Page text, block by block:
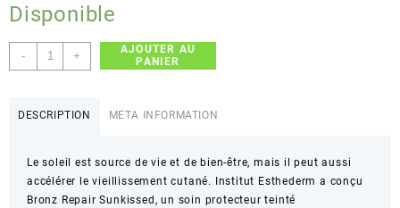
Disponible
-
quantité
de
Repair
Sunkissed
–
+
AJOUTER AU
PANIER
DESCRIPTION META INFORMATION
Le soleil est source de vie et de bien-être, mais il peut aussi
accélérer le vieillissement cutané. Institut Esthederm a conçu
Bronz Repair Sunkissed, un soin protecteur teinté